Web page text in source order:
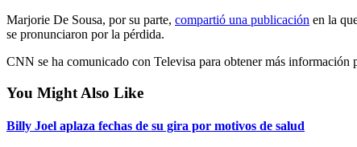
Marjorie De Sousa, por su parte, compartió una publicación en la
se pronunciaron por la pérdida.
CNN se ha comunicado con Televisa para obtener más información
You Might Also Like
Billy Joel aplaza fechas de su gira por motivos de salud